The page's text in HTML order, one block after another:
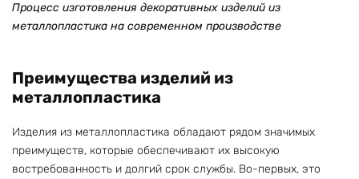
Процесс изготовления декоративных изделий из
металлопластика на современном производстве
Преимущества изделий из
металлопластика
Изделия из металлопластика обладают рядом значимых
преимуществ, которые обеспечивают их высокую
востребованность и долгий срок службы. Во-первых, это